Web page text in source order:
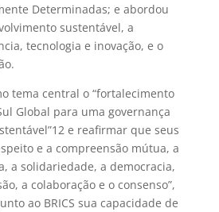
Determinadas; e abordou
sustentável, a
tecnologia e inovação, e o
tema central o “fortalecimento
Global para uma governança
12 e reafirmar que seus
e a compreensão mútua, a
a solidariedade, a democracia,
a colaboração e o consenso”,
ao BRICS sua capacidade de